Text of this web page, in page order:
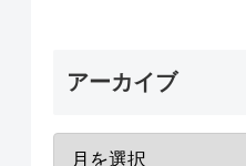
アーカイブ